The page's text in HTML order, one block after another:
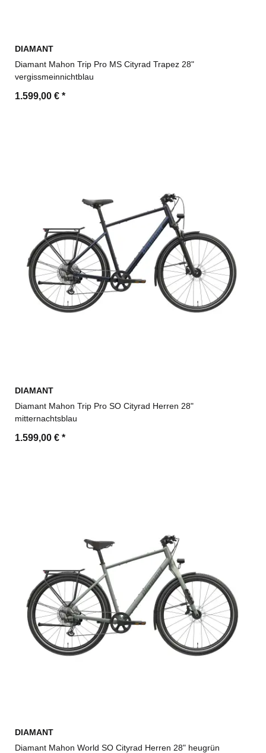
DIAMANT
Diamant Mahon Trip Pro MS Cityrad Trapez 28"
vergissmeinnichtblau
1.599,00 € *
DIAMANT
Diamant Mahon Trip Pro SO Cityrad Herren 28"
mitternachtsblau
1.599,00 € *
DIAMANT
Diamant Mahon World SO Cityrad Herren 28" heugrün